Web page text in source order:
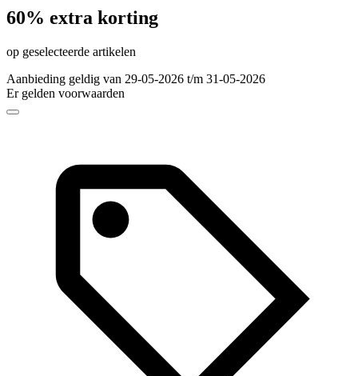
60% extra korting
op geselecteerde artikelen
Aanbieding geldig van 29-05-2026 t/m 31-05-2026
Er gelden voorwaarden